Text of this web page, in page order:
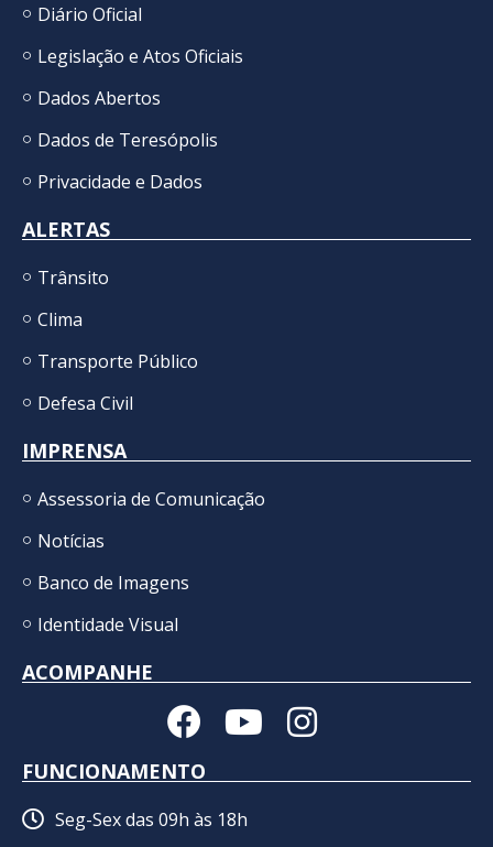
Diário Oficial
Legislação e Atos Oficiais
Dados Abertos
Dados de Teresópolis
Privacidade e Dados
ALERTAS
Trânsito
Clima
Transporte Público
Defesa Civil
IMPRENSA
Assessoria de Comunicação
Notícias
Banco de Imagens
Identidade Visual
ACOMPANHE
FUNCIONAMENTO
Seg-Sex das 09h às 18h